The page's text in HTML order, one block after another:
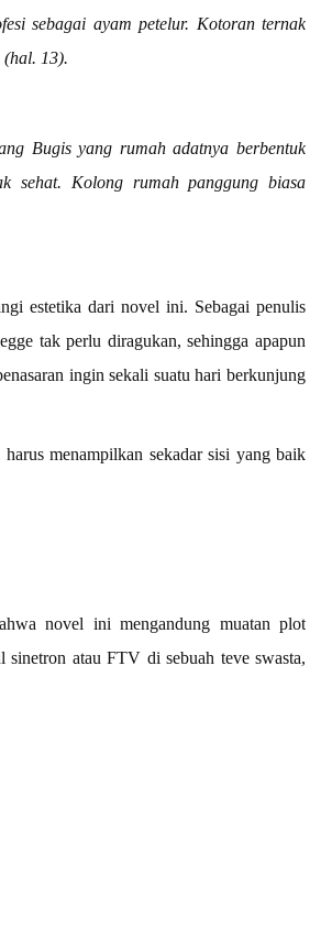
sebagai ayam petelur. Kotoran ternak
(hal. 13).
Bugis yang rumah adatnya berbentuk
sehat. Kolong rumah panggung biasa
estetika dari novel ini. Sebagai penulis
tak perlu diragukan, sehingga apapun
ingin sekali suatu hari berkunjung
menampilkan sekadar sisi yang baik
novel ini mengandung muatan plot
sinetron atau FTV di sebuah teve swasta,